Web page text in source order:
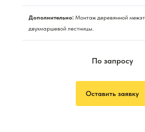
Дополнительно: Монтаж деревянной
двухмаршевой лестницы.
По запросу
Оставить заявку